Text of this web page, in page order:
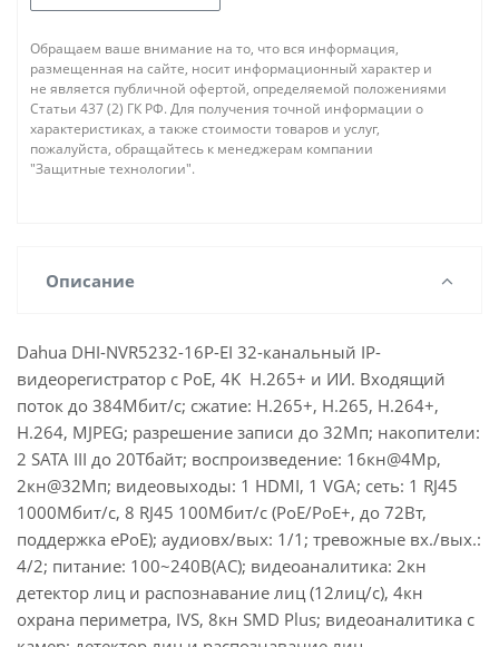
Обращаем ваше внимание на то, что вся информация,
размещенная на сайте, носит информационный характер и
не является публичной офертой, определяемой положениями
Статьи 437 (2) ГК РФ. Для получения точной информации о
характеристиках, а также стоимости товаров и услуг,
пожалуйста, обращайтесь к менеджерам компании
"Защитные технологии".
Описание
Dahua DHI-NVR5232-16P-EI 32-канальный IP-
видеорегистратор c PoE, 4K H.265+ и ИИ. Входящий
поток до 384Мбит/с; сжатие: H.265+, H.265, H.264+,
H.264, MJPEG; разрешение записи до 32Мп; накопители:
2 SATA III до 20Тбайт; воспроизведение: 16кн@4Mp,
2кн@32Мп; видеовыходы: 1 HDMI, 1 VGA; cеть: 1 RJ45
1000Мбит/с, 8 RJ45 100Мбит/с (PoE/PoE+, до 72Вт,
поддержка ePoE); aудиовх/вых: 1/1; тревожные вх./вых.:
4/2; питание: 100~240В(AC); видеоаналитика: 2кн
детектор лиц и распознавание лиц (12лиц/с), 4кн
охрана периметра, IVS, 8кн SMD Plus; видеоаналитика с